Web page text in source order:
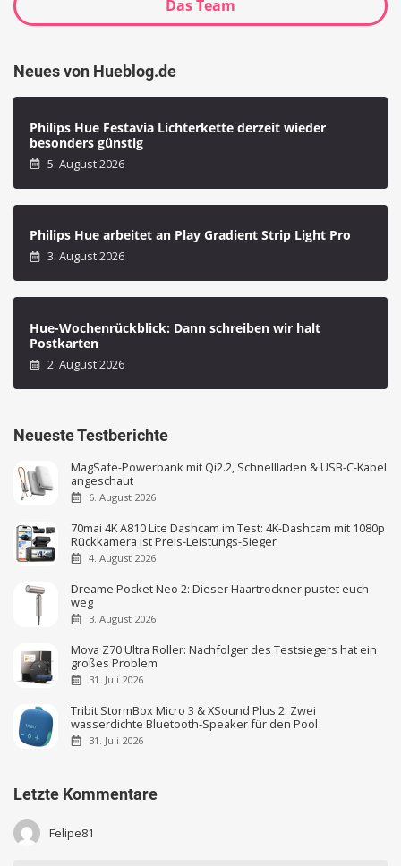
Das Team
Neues von Hueblog.de
Philips Hue Festavia Lichterkette derzeit wieder
besonders günstig
5. August 2026
Philips Hue arbeitet an Play Gradient Strip Light Pro
3. August 2026
Hue-Wochenrückblick: Dann schreiben wir halt
Postkarten
2. August 2026
Neueste Testberichte
MagSafe-Powerbank mit Qi2.2, Schnellladen & USB-C-Kabel
angeschaut
6. August 2026
70mai 4K A810 Lite Dashcam im Test: 4K-Dashcam mit 1080p
Rückkamera ist Preis-Leistungs-Sieger
4. August 2026
Dreame Pocket Neo 2: Dieser Haartrockner pustet euch
weg
3. August 2026
Mova Z70 Ultra Roller: Nachfolger des Testsiegers hat ein
großes Problem
31. Juli 2026
Tribit StormBox Micro 3 & XSound Plus 2: Zwei
wasserdichte Bluetooth-Speaker für den Pool
31. Juli 2026
Letzte Kommentare
Felipe81